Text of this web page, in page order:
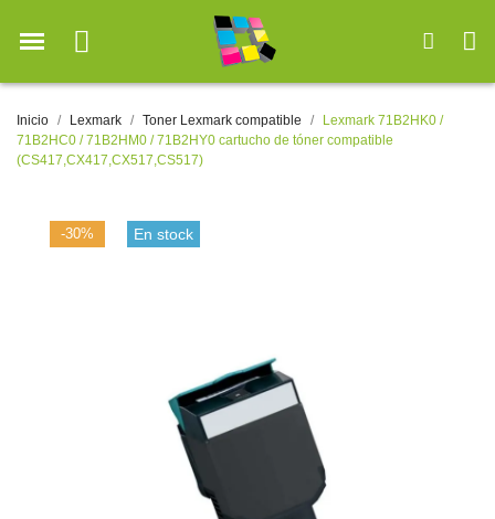
Inicio Lexmark Toner Lexmark compatible
Lexmark 71B2HK0 /
71B2HC0 / 71B2HM0 / 71B2HY0 cartucho de tóner compatible
(CS417,CX417,CX517,CS517)
-30% En stock